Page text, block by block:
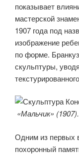
показывает
мастерской
1907 года под
изображение
по форме.
скульптуры,
«Мальчик»
Одним из первых
похоронный